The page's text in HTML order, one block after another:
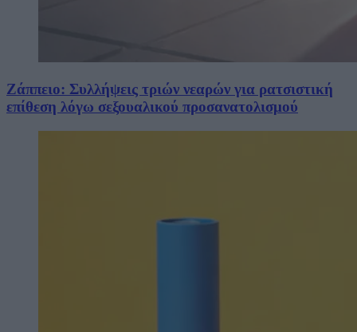
Ζάππειο: Συλλήψεις τριών νεαρών για ρατσιστική
επίθεση λόγω σεξουαλικού προσανατολισμού